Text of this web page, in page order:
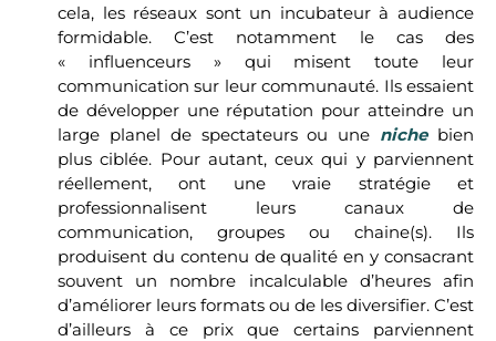
cela, les réseaux sont un incubateur à audience
formidable. C’est notamment le cas des
« influenceurs » qui misent toute leur
communication sur leur communauté. Ils essaient
de développer une réputation pour atteindre un
large planel de spectateurs ou une nichebien
plus ciblée. Pour autant, ceux qui y parviennent
réellement, ont une vraie stratégie et
professionnalisent leurs canaux de
communication, groupes ou chaine(s). Ils
produisent du contenu de qualité en y consacrant
souvent un nombre incalculable d’heures afin
d’améliorer leurs formats ou de les diversifier. C’est
d’ailleurs à ce prix que certains parviennent